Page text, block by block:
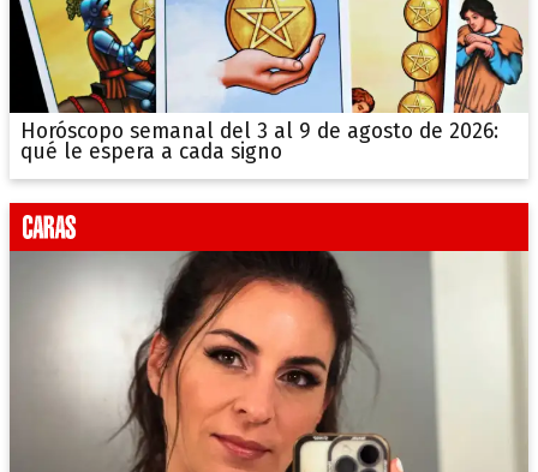
Horóscopo semanal del 3 al 9 de agosto de 2026:
qué le espera a cada signo